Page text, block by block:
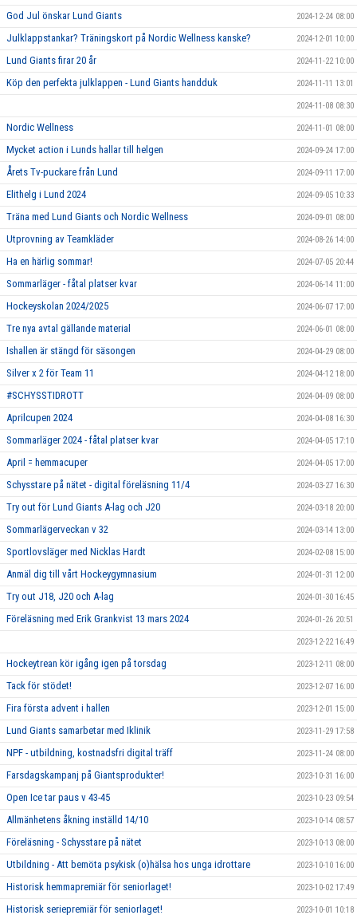
God Jul önskar Lund Giants 2024-12-24 08:00
Julklappstankar? Träningskort på Nordic Wellness kanske? 2024-12-01 10:00
Lund Giants firar 20 år 2024-11-22 10:00
Köp den perfekta julklappen - Lund Giants handduk 2024-11-11 13:01
2024-11-08 08:30
Nordic Wellness 2024-11-01 08:00
Mycket action i Lunds hallar till helgen 2024-09-24 17:00
Årets Tv-puckare från Lund 2024-09-11 17:00
Elithelg i Lund 2024 2024-09-05 10:33
Träna med Lund Giants och Nordic Wellness 2024-09-01 08:00
Utprovning av Teamkläder 2024-08-26 14:00
Ha en härlig sommar! 2024-07-05 20:44
Sommarläger - fåtal platser kvar 2024-06-14 11:00
Hockeyskolan 2024/2025 2024-06-07 17:00
Tre nya avtal gällande material 2024-06-01 08:00
Ishallen är stängd för säsongen 2024-04-29 08:00
Silver x 2 för Team 11 2024-04-12 18:00
#SCHYSSTIDROTT 2024-04-09 08:00
Aprilcupen 2024 2024-04-08 16:30
Sommarläger 2024 - fåtal platser kvar 2024-04-05 17:10
April = hemmacuper 2024-04-05 17:00
Schysstare på nätet - digital föreläsning 11/4 2024-03-27 16:30
Try out för Lund Giants A-lag och J20 2024-03-18 20:00
Sommarlägerveckan v 32 2024-03-14 13:00
Sportlovsläger med Nicklas Hardt 2024-02-08 15:00
Anmäl dig till vårt Hockeygymnasium 2024-01-31 12:00
Try out J18, J20 och A-lag 2024-01-30 16:45
Föreläsning med Erik Grankvist 13 mars 2024 2024-01-26 20:51
2023-12-22 16:49
Hockeytrean kör igång igen på torsdag 2023-12-11 08:00
Tack för stödet! 2023-12-07 16:00
Fira första advent i hallen 2023-12-01 15:00
Lund Giants samarbetar med Iklinik 2023-11-29 17:58
NPF - utbildning, kostnadsfri digital träff 2023-11-24 08:00
Farsdagskampanj på Giantsprodukter! 2023-10-31 16:00
Open Ice tar paus v 43-45 2023-10-23 09:54
Allmänhetens åkning inställd 14/10 2023-10-14 08:57
Föreläsning - Schysstare på nätet 2023-10-13 08:00
Utbildning - Att bemöta psykisk (o)hälsa hos unga idrottare 2023-10-10 16:00
Historisk hemmapremiär för seniorlaget! 2023-10-02 17:49
Historisk seriepremiär för seniorlaget! 2023-10-01 10:18